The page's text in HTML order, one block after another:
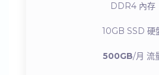
DDR4 內存
10GB SSD 硬
500GB/月 流